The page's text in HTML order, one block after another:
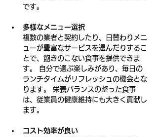
です。
多様なメニュー選択
複数の業者と契約したり、日替わりメニ
ューが豊富なサービスを選んだりするこ
とで、飽きのこない食事を提供できま
す。 自分で選ぶ楽しみがあり、毎日の
ランチタイムがリフレッシュの機会とな
ります。 栄養バランスの整った食事
は、従業員の健康維持にも大きく貢献し
ます。
コスト効率が良い